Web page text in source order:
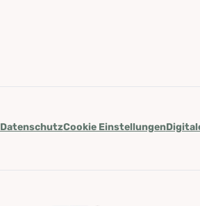
DatenschutzCookie Einstellungen